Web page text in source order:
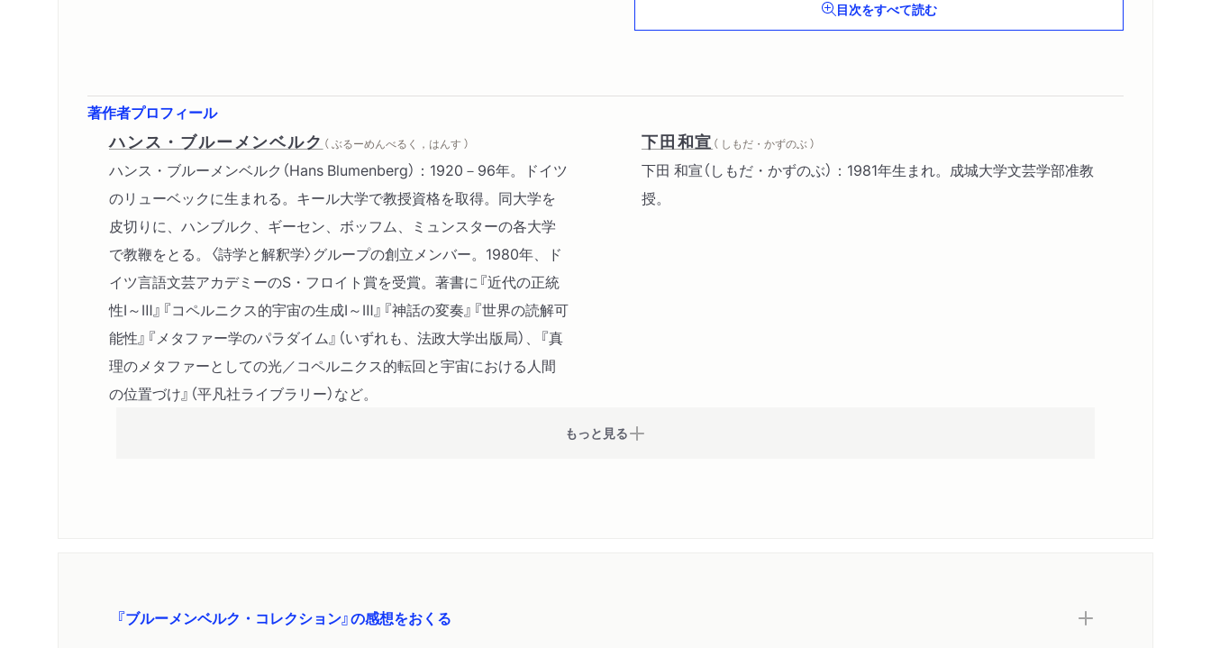
現実概念と国家論（1968）
第三部 非概念性
教父学における古代哲学の批判と受容――伝承の形態学のための構造分析
（1959）
目次をすべて読む
著作者プロフィール
ハンス・ブルーメンベルク （ ぶるーめんべるく，はんす ）
ハンス・ブルーメンベルク（Hans Blumenberg）：1920－96年。ドイツ
のリューベックに生まれる。キール大学で教授資格を取得。同大学を
皮切りに、ハンブルク、ギーセン、ボッフム、ミュンスターの各大学
で教鞭をとる。〈詩学と解釈学〉グループの創立メンバー。1980年、ド
イツ言語文芸アカデミーのS・フロイト賞を受賞。著書に『近代の正統
性Ⅰ～Ⅲ』『コペルニクス的宇宙の生成Ⅰ～Ⅲ』『神話の変奏』『世界の読解可
能性』『メタファー学のパラダイム』（いずれも、法政大学出版局）、『真
理のメタファーとしての光／コペルニクス的転回と宇宙における人間
の位置づけ』（平凡社ライブラリー）など。
下田和宣 （ しもだ・かずのぶ ）
下田 和宣（しもだ・かずのぶ）：1981年生まれ。成城大学文芸学部准教
授。
もっと見る
『ブルーメンベルク・コレクション』の感想をおくる